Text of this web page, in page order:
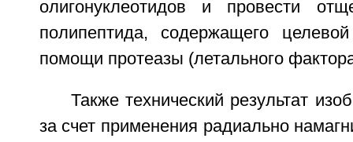
олигонуклеотидов и провести
полипептида, содержащего
помощи протеазы (летального
Также технический результат
за счет применения радиально